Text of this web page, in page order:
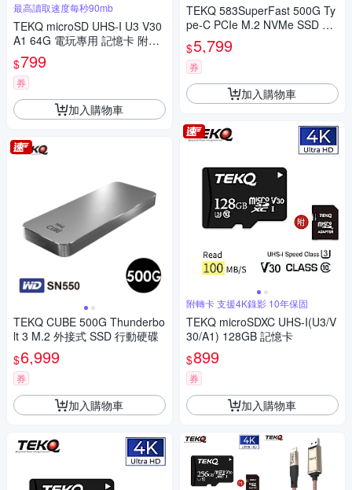
最高讀取速度每秒90mb
TEKQ microSD UHS-I U3 V30
A1 64G 電玩專用 記憶卡 附轉
卡
$799
券
加入購物車
TEKQ CUBE 500G Thunderbo
lt 3 M.2 外接式 SSD 行動硬碟
$6,999
券
加入購物車
TEKQ 583SuperFast 500G Ty
pe-C PCIe M.2 NVMe SSD 外
接式固態硬碟
$5,799
券
加入購物車
附轉卡 支援4K錄影 10年保固
TEKQ microSDXC UHS-I(U3/V
30/A1) 128GB 記憶卡
$899
券
加入購物車